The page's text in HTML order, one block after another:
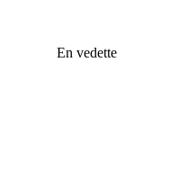
En vedette